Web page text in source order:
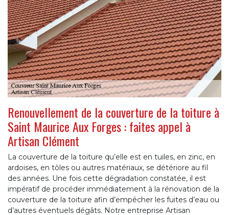
Renouvellement de la couverture de la toiture à
Saint Maurice Aux Forges : faites appel à
Artisan Clément
La couverture de la toiture qu’elle est en tuiles, en zinc, en
ardoises, en tôles ou autres matériaux, se détériore au fil
des années. Une fois cette dégradation constatée, il est
impératif de procéder immédiatement à la rénovation de la
couverture de la toiture afin d’empêcher les fuites d’eau ou
d’autres éventuels dégâts. Notre entreprise Artisan